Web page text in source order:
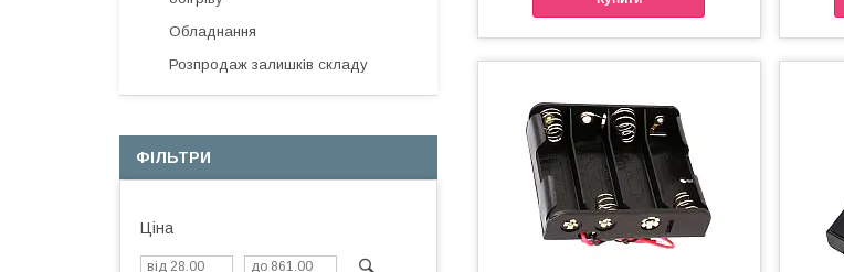
Обладнання
Розпродаж залишків складу
ФІЛЬТРИ
Ціна